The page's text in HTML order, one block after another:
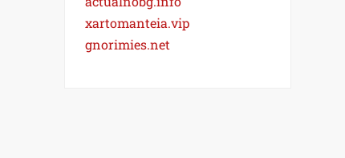
xartomanteia.vip
gnorimies.net